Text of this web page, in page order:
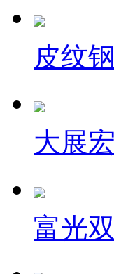
皮纹
大展
富光